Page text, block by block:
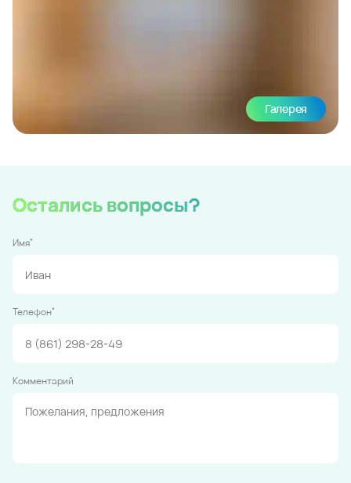
Галерея
Остались вопросы?
Имя*
Телефон*
Комментарий